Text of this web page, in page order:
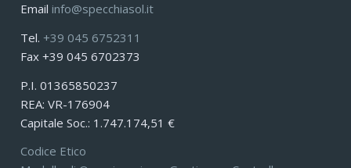
Emailinfo@specchiasol.it
Tel.+39 045 6752311
Fax +39 045 6702373
P.I. 01365850237
REA: VR-176904
Capitale Soc.: 1.747.174,51 €
Codice Etico